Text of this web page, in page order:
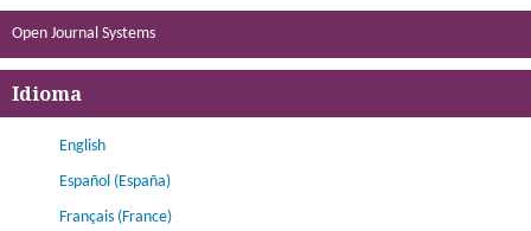
Open Journal Systems
Idioma
English
Español (España)
Français (France)